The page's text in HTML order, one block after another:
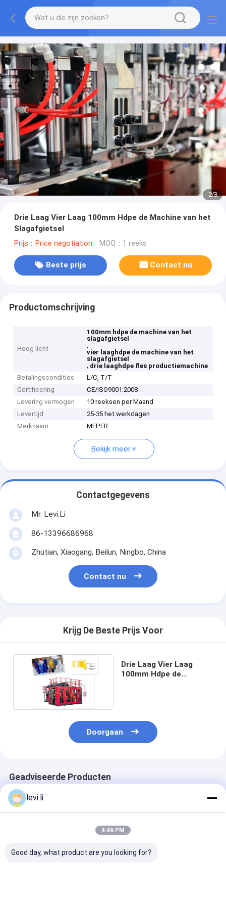
2/3
Drie Laag Vier Laag 100mm Hdpe de Machine van het
Slagafgietsel
Prijs：Price negotiation MOQ：1 reeks
Beste prijs Contact nu
Productomschrijving
Hoog licht
100mm hdpe de machine van het
slagafgietsel
,
vier laaghdpe de machine van het
slagafgietsel
, drie laaghdpe fles productiemachine
Betalingscondities
L/C, T/T
Certificering
CE/ISO9001:2008
Levering vermogen
10 reeksen per Maand
Levertijd
25-35 het werkdagen
Merknaam
MEPER
Bekijk meer
Contactgegevens
Mr. Levi.Li
86-13396686968
Zhutian, Xiaogang, Beilun, Ningbo, China
Contact nu
Krijg De Beste Prijs Voor
Drie Laag Vier Laag
100mm Hdpe de
Doorgaan
Geadviseerde Producten
levi.li
4:46 PM
Good day, what product are you looking for?